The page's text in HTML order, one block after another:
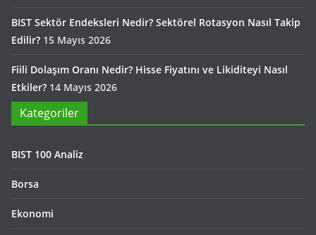
BIST Sektör Endeksleri Nedir? Sektörel Rotasyon Nasıl Takip
Edilir? 15 Mayıs 2026
Fiili Dolaşım Oranı Nedir? Hisse Fiyatını ve Likiditeyi Nasıl
Etkiler? 14 Mayıs 2026
Kategoriler
BIST 100 Analiz
Borsa
Ekonomi